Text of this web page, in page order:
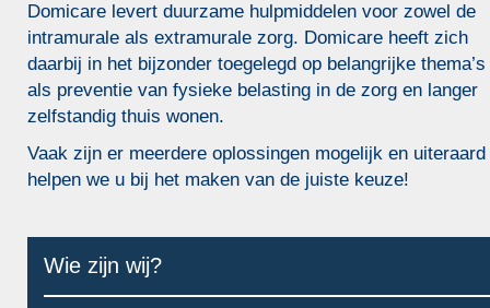
Domicare levert duurzame hulpmiddelen voor zowel de
intramurale als extramurale zorg. Domicare heeft zich
daarbij in het bijzonder toegelegd op belangrijke thema’s
als preventie van fysieke belasting in de zorg en langer
zelfstandig thuis wonen.
Vaak zijn er meerdere oplossingen mogelijk en uiteraard
helpen we u bij het maken van de juiste keuze!
Wie zijn wij?